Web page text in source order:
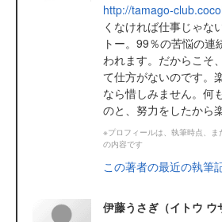
http://tamago-
くなければ仕事じゃな
トー。99％の苦悩の
われます。だからこそ
て仕方がないのです。
なら惜しみません。何
のと、努力をしたから
※プロフィールは、執筆時点、
の内容です
この著者の最近の執筆
伊藤うさぎ（イトウ ウ